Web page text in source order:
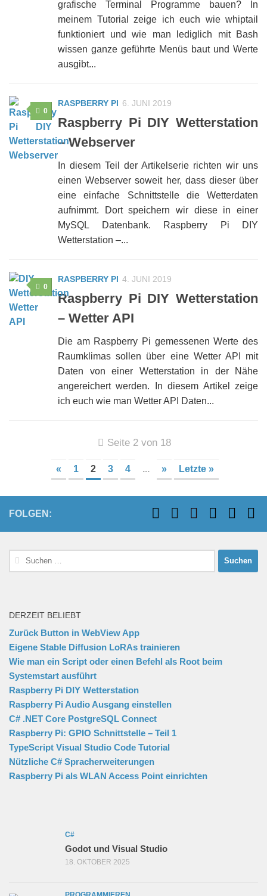
grafische Terminal Programme bauen? In
meinem Tutorial zeige ich euch wie whiptail
funktioniert und wie man lediglich mit Bash
wissen ganze geführte Menüs baut und Werte
ausgibt...
0
RASPBERRY PI 6. JUNI 2019
Raspberry Pi DIY Wetterstation
– Webserver
In diesem Teil der Artikelserie richten wir uns
einen Webserver soweit her, dass dieser über
eine einfache Schnittstelle die Wetterdaten
aufnimmt. Dort speichern wir diese in einer
MySQL Datenbank. Raspberry Pi DIY
Wetterstation –...
0
RASPBERRY PI 4. JUNI 2019
Raspberry Pi DIY Wetterstation
– Wetter API
Die am Raspberry Pi gemessenen Werte des
Raumklimas sollen über eine Wetter API mit
Daten von einer Wetterstation in der Nähe
angereichert werden. In diesem Artikel zeige
ich euch wie man Wetter API Daten...
Seite 2 von 18
« 1 2 3 4 ... » Letzte »
FOLGEN:
Suchen
nach:
DERZEIT BELIEBT
Zurück Button in WebView App
Eigene Stable Diffusion LoRAs trainieren
Wie man ein Script oder einen Befehl als Root beim
Systemstart ausführt
Raspberry Pi DIY Wetterstation
Raspberry Pi Audio Ausgang einstellen
C# .NET Core PostgreSQL Connect
Raspberry Pi: GPIO Schnittstelle – Teil 1
TypeScript Visual Studio Code Tutorial
Nützliche C# Spracherweiterungen
Raspberry Pi als WLAN Access Point einrichten
C#
Godot und Visual Studio
18. OKTOBER 2025